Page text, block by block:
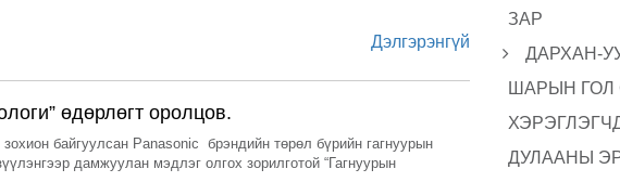
Дэлгэрэнгүй
өдөрлөгт оролцов.
байгуулсан Panasonic брэндийн төрөл бүрийн гагнуурын
дамжуулан мэдлэг олгох зорилготой “Гагнуурын
ЗАР
ДАРХАН-
ШАРЫН ГОЛ
ДУЛААНЫ